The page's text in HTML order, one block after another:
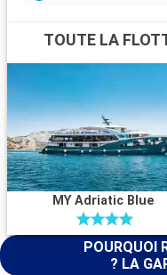
TOUTE LA
MY Adriatic Blue
POURQUOI
? LA